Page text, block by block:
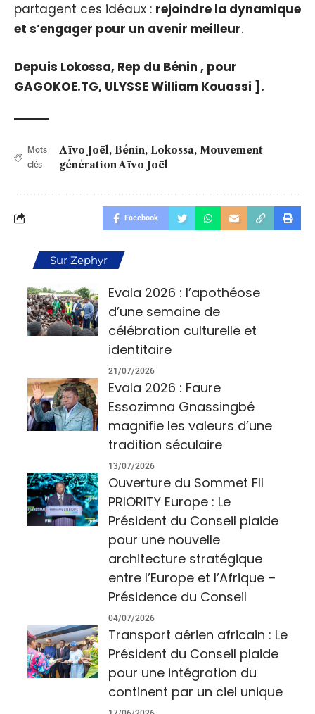
partagent ces idéaux : rejoindre la dynamique
et s’engager pour un avenir meilleur.
Depuis Lokossa, Rep du Bénin , pour
GAGOKOE.TG, ULYSSE William Kouassi ].
Mots
clés
Aïvo Joël, Bénin, Lokossa, Mouvement
génération Aïvo Joël
Facebook
Sur Zephyr
Evala 2026 : l’apothéose
d’une semaine de
célébration culturelle et
identitaire
21/07/2026
Evala 2026 : Faure
Essozimna Gnassingbé
magnifie les valeurs d’une
tradition séculaire
13/07/2026
Ouverture du Sommet FII
PRIORITY Europe : Le
Président du Conseil plaide
pour une nouvelle
architecture stratégique
entre l’Europe et l’Afrique –
Présidence du Conseil
04/07/2026
Transport aérien africain : Le
Président du Conseil plaide
pour une intégration du
continent par un ciel unique